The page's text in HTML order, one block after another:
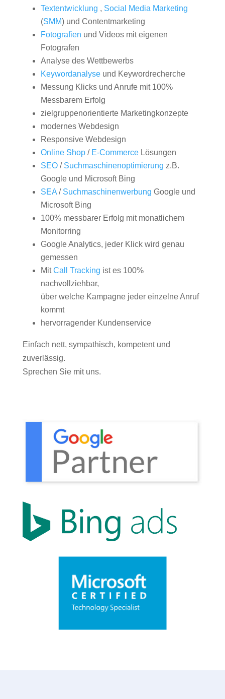
Textentwicklung , Social Media Marketing
(SMM) und Contentmarketing
Fotografien und Videos mit eigenen
Fotografen
Analyse des Wettbewerbs
Keywordanalyseund Keywordrecherche
Messung Klicks und Anrufe mit 100%
Messbarem Erfolg
zielgruppenorientierte Marketingkonzepte
modernes Webdesign
Responsive Webdesign
Online Shop/ E-CommerceLösungen
SEO/ Suchmaschinenoptimierung z.B.
Google und Microsoft Bing
SEA/ Suchmaschinenwerbung Google und
Microsoft Bing
100% messbarer Erfolg mit monatlichem
Monitorring
Google Analytics, jeder Klick wird genau
gemessen
MitCall Tracking ist es 100%
nachvollziehbar,
über welche Kampagne jeder einzelne Anruf
kommt
hervorragender Kundenservice
Einfach nett, sympathisch, kompetent und
zuverlässig.
Sprechen Sie mit uns.